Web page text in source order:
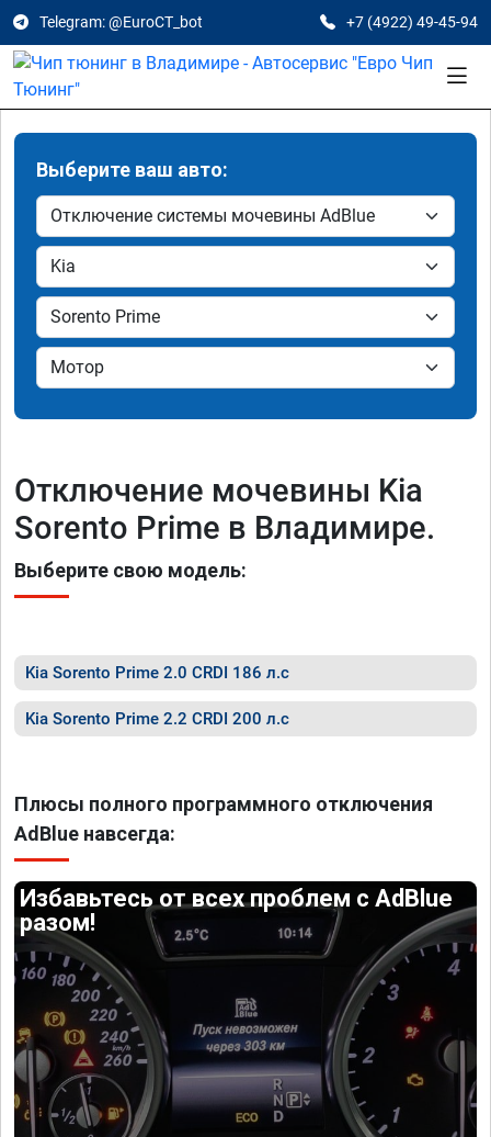
Telegram: @EuroCT_bot +7 (4922) 49-45-94
Выберите ваш авто:
Отключение мочевины Kia
Sorento Prime в Владимире.
Выберите свою модель:
Kia Sorento Prime 2.0 CRDI 186 л.с
Kia Sorento Prime 2.2 CRDI 200 л.с
Плюсы полного программного отключения
AdBlue навсегда:
Избавьтесь от всех проблем с AdBlue
разом!